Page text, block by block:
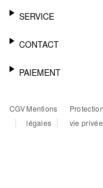
CARRIÈRE
SERVICE
NEWSLETTER
MÉMO
RETOURS
FAQ
CONTACT
AIDE
PAIEMENT
PAYPAL
CARTE BANCAIRE
CGV
|
Mentions
légales |
vie privée